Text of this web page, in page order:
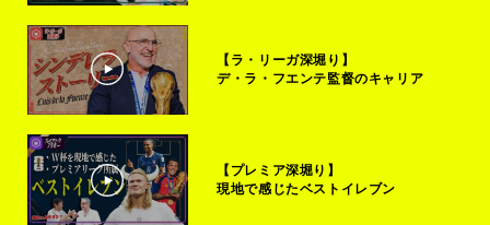
【ラ・リーガ深堀り】
デ・ラ・フエンテ監督のキャリア
【プレミア深堀り】
現地で感じたベストイレブン